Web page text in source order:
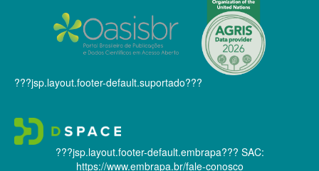
???jsp.layout.footer-default.suportado???
???jsp.layout.footer-default.embrapa??? SAC:
https://www.embrapa.br/fale-conosco